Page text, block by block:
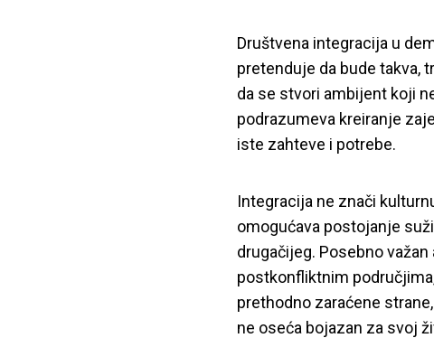
Društvena integracija u
pretenduje da bude takva,
da se stvori ambijent koji
podrazumeva kreiranje
iste zahteve i potrebe.
Integracija ne znači
omogućava postojanje
drugačijeg. Posebno
postkonfliktnim
prethodno zaraćene
ne oseća bojazan za svoj